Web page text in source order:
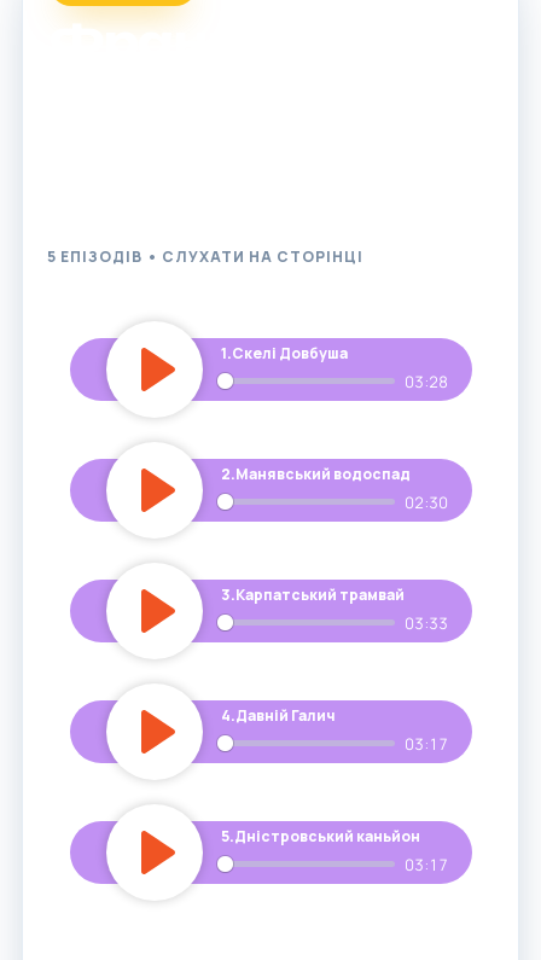
Франківщина
5 ЕПІЗОДІВ • СЛУХАТИ НА СТОРІНЦІ
1.Скелі Довбуша
03:28
2.Манявський водоспад
02:30
3.Карпатський трамвай
03:33
4.Давній Галич
03:17
5.Дністровський каньйон
03:17